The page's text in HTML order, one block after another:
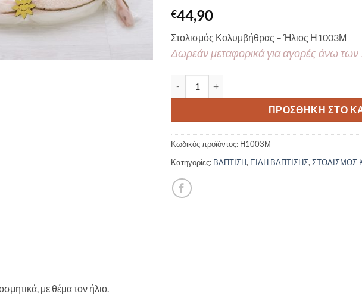
€44,90
Στολισμός Κολυμβήθρας – Ήλιος Η1003Μ
Δωρεάν μεταφορικά για αγορές άνω
ΠΡΟΣΘΉΚΗ ΣΤΟ
Κωδικός προϊόντος: Η1003Μ
Κατηγορίες: ΒΑΠΤΙΣΗ, ΕΙΔΗ ΒΑΠΤΙΣΗΣ, ΣΤΟΛΙΣΜΟΣ
με θέμα τον ήλιο.